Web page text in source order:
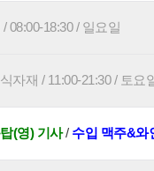
08:00-18:30 / 일요일
자재 / 11:00-21:30 / 토요
(영) 기사/ 수입 맥주&와